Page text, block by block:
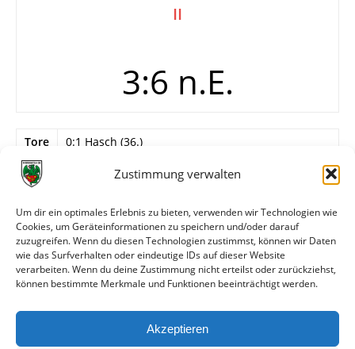
Zustimmung verwalten
Um dir ein optimales Erlebnis zu bieten, verwenden wir Technologien wie
Cookies, um Geräteinformationen zu speichern und/oder darauf
zuzugreifen. Wenn du diesen Technologien zustimmst, können wir Daten
wie das Surfverhalten oder eindeutige IDs auf dieser Website
verarbeiten. Wenn du deine Zustimmung nicht erteilst oder zurückziehst,
können bestimmte Merkmale und Funktionen beeinträchtigt werden.
Akzeptieren
II
3:6 n.E.
Tore
0:1 Hasch (36.)
0:2 Zeller
2:2 Andres
Info
Eichbaum-Cup, Viertelfinale (beim TuS
Neuhausen)
Alle bisherigen Partien der beiden Mannschaften